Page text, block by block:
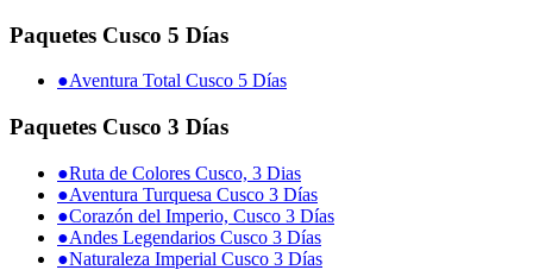
Paquetes Cusco 5 Días
●Aventura Total Cusco 5 Días
Paquetes Cusco 3 Días
●Ruta de Colores Cusco, 3 Dias
●Aventura Turquesa Cusco 3 Días
●Corazón del Imperio, Cusco 3 Días
●Andes Legendarios Cusco 3 Días
●Naturaleza Imperial Cusco 3 Días